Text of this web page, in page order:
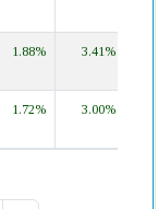
1.88% 3.41%
1.72% 3.00%